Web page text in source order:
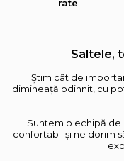
rate
Saltele,
Știm cât de
dimineață odihnit, cu
Suntem o echipă de
confortabil și ne dorim